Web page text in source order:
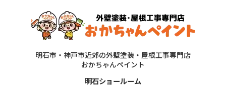
明石市・神戸市近郊の外壁塗装・屋根工事専門店
おかちゃんペイント
明石ショールーム